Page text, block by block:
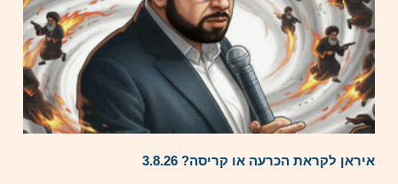
איראן לקראת הכרעה או קריסה? 3.8.26